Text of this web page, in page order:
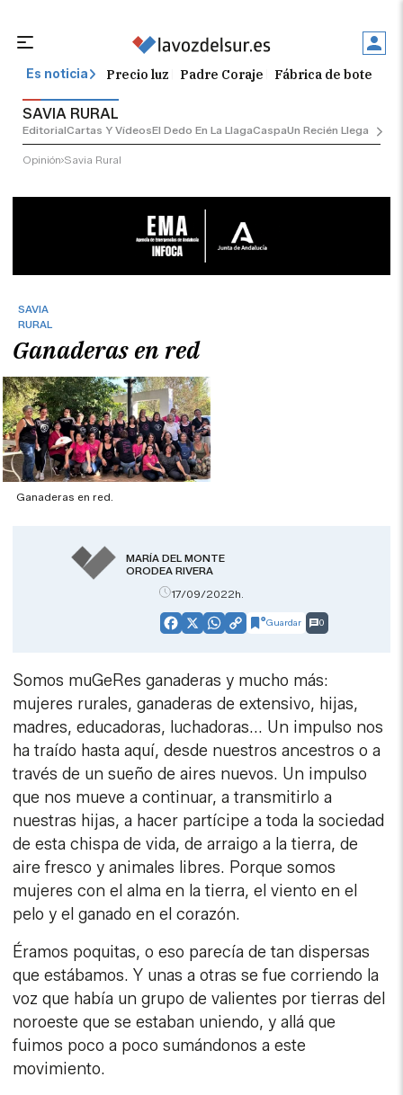
Es noticia Precio luz Padre Coraje Fábrica de botellas
SAVIA RURAL
EditorialCartas Y VídeosEl Dedo En La LlagaCaspaUn Recién Llegado
Opinión Savia Rural
SAVIA
RURAL
Ganaderas en red
Ganaderas en red.
MARÍA DEL MONTE
ORODEA RIVERA
17/09/2022h.
Facebook
X WhatsApp
CopyGuardar 0
Somos muGeRes ganaderas y mucho más:
mujeres rurales, ganaderas de extensivo, hijas,
madres, educadoras, luchadoras... Un impulso nos
ha traído hasta aquí, desde nuestros ancestros o a
través de un sueño de aires nuevos. Un impulso
que nos mueve a continuar, a transmitirlo a
nuestras hijas, a hacer partícipe a toda la sociedad
de esta chispa de vida, de arraigo a la tierra, de
aire fresco y animales libres. Porque somos
mujeres con el alma en la tierra, el viento en el
pelo y el ganado en el corazón.
Éramos poquitas, o eso parecía de tan dispersas
que estábamos. Y unas a otras se fue corriendo la
voz que había un grupo de valientes por tierras del
noroeste que se estaban uniendo, y allá que
fuimos poco a poco sumándonos a este
movimiento.